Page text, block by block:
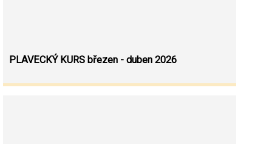
PLAVECKÝ KURS březen - duben 2026